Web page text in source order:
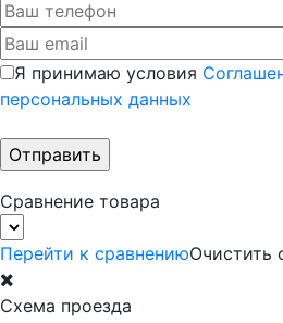
Я принимаю условия
персональных данных
Сравнение товара
Перейти к сравнениюОчистить
Схема проезда